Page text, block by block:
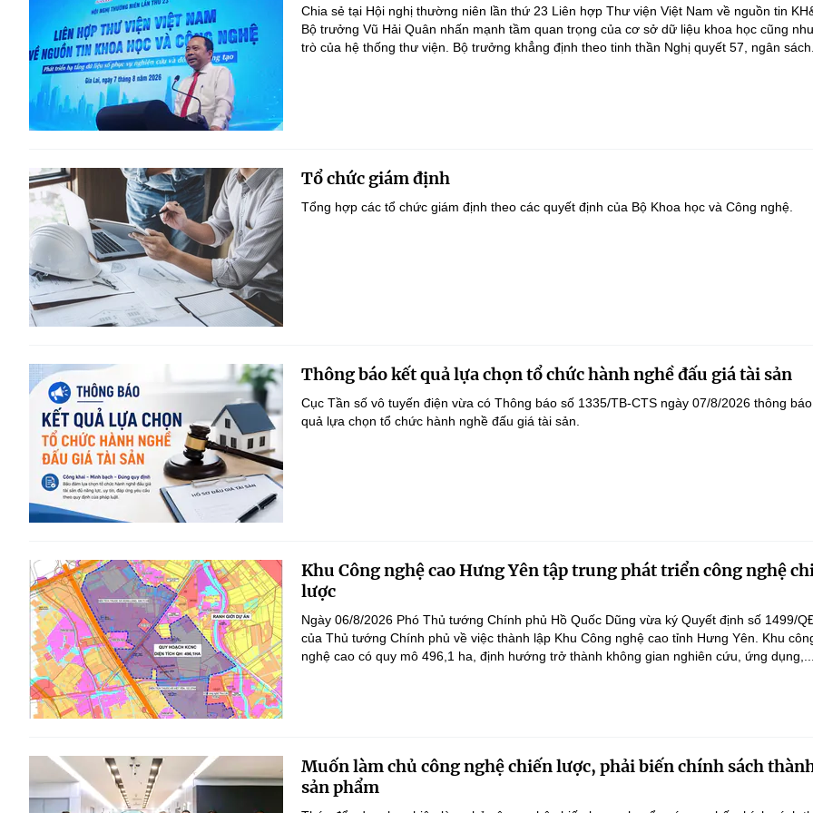
Chia sẻ tại Hội nghị thường niên lần thứ 23 Liên hợp Thư viện Việt Nam về nguồn tin
Bộ trưởng Vũ Hải Quân nhấn mạnh tầm quan trọng của cơ sở dữ liệu khoa học cũng
trò của hệ thống thư viện. Bộ trưởng khẳng định theo tinh thần Nghị quyết 57, ngân
Tổ chức giám định
Tổng hợp các tổ chức giám định theo các quyết định của Bộ Khoa học và Công nghệ.
Thông báo kết quả lựa chọn tổ chức hành nghề đấu giá tài sản
Cục Tần số vô tuyến điện vừa có Thông báo số 1335/TB-CTS ngày 07/8/2026 thông
quả lựa chọn tổ chức hành nghề đấu giá tài sản.
Khu Công nghệ cao Hưng Yên tập trung phát triển công nghệ
lược
Ngày 06/8/2026 Phó Thủ tướng Chính phủ Hồ Quốc Dũng vừa ký Quyết định số 1499/
của Thủ tướng Chính phủ về việc thành lập Khu Công nghệ cao tỉnh Hưng Yên. Khu
nghệ cao có quy mô 496,1 ha, định hướng trở thành không gian nghiên cứu, ứng dụng,...
Muốn làm chủ công nghệ chiến lược, phải biến chính sách
sản phẩm